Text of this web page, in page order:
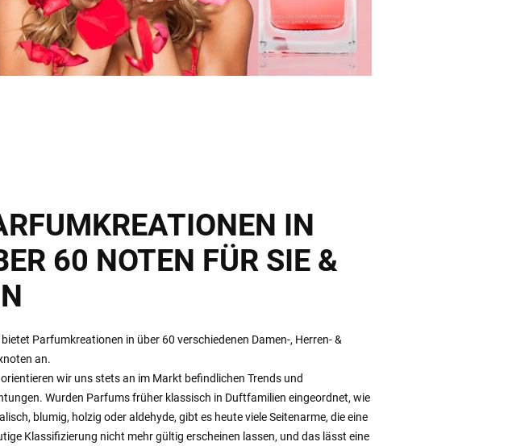
IN
60 NOTEN FÜR SIE &
Parfumkreationen in über 60 verschiedenen Damen-, Herren- &
an.
orientieren wir uns stets an im Markt befindlichen Trends und
Wurden Parfums früher klassisch in Duftfamilien eingeordnet, wie
blumig, holzig oder aldehyde, gibt es heute viele Seitenarme, die eine
Klassifizierung nicht mehr gültig erscheinen lassen, und das lässt eine